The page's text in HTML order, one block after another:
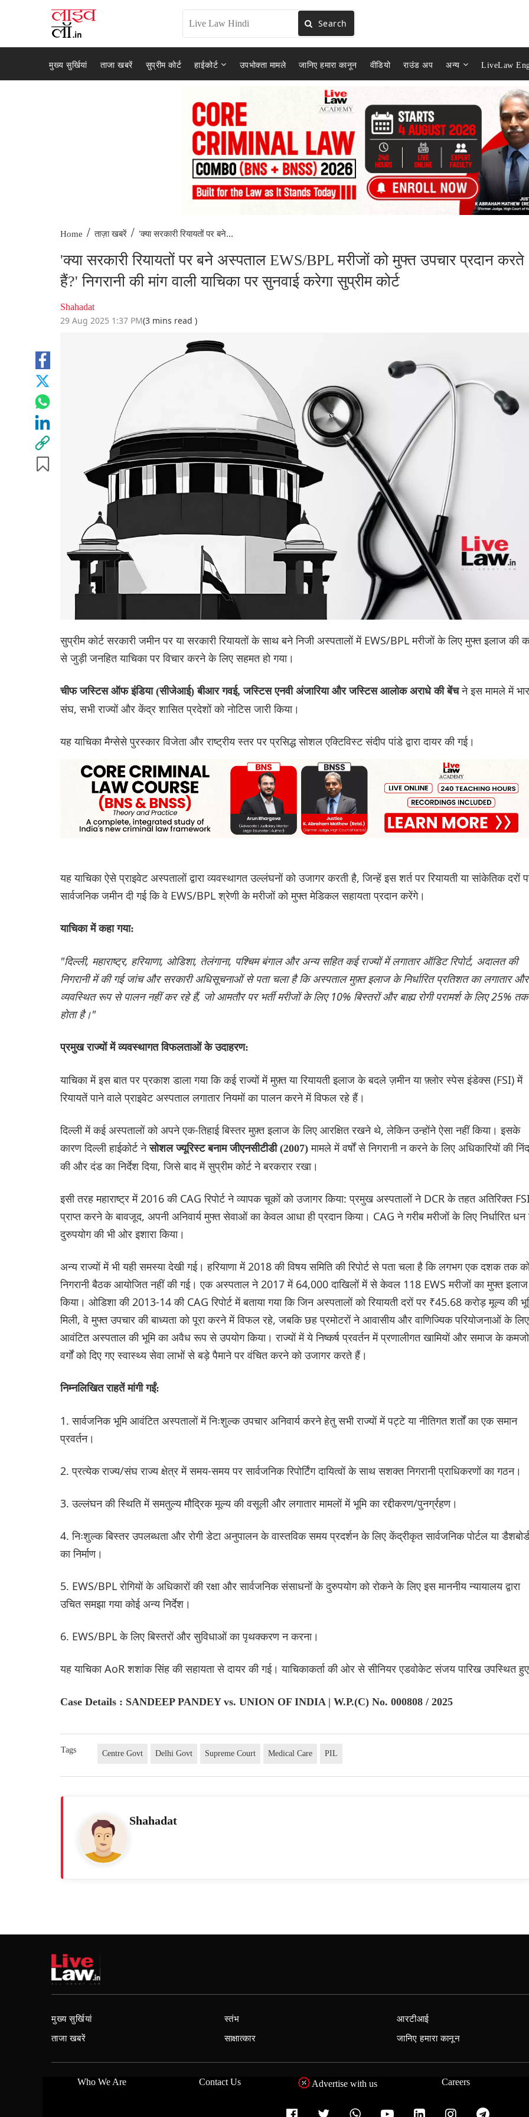
Search
मुख्य सुर्खियां ताजा खबरें सुप्रीम कोर्ट हाईकोर्ट उपभोक्ता मामले जानिए हमारा कानून वीडियो राउंड अप अन्य LiveLaw
Home / ताज़ा खबरें / 'क्या सरकारी रियायतों पर बने...
'क्या सरकारी रियायतों पर बने अस्पताल EWS/BPL मरीजों को मुफ्त उपचार प्रदान करते
हैं?' निगरानी की मांग वाली याचिका पर सुनवाई करेगा सुप्रीम कोर्ट
Shahadat
29 Aug 2025 1:37 PM(3 mins read )
सुप्रीम कोर्ट सरकारी जमीन पर या सरकारी रियायतों के साथ बने निजी अस्पतालों में EWS/BPL मरीजों के लिए मुफ्त इलाज की
से जुड़ी जनहित याचिका पर विचार करने के लिए सहमत हो गया।
चीफ जस्टिस ऑफ इंडिया (सीजेआई) बीआर गवई, जस्टिस एनवी अंजारिया और जस्टिस आलोक अराधे की बेंचने इस मामले में
संघ, सभी राज्यों और केंद्र शासित प्रदेशों को नोटिस जारी किया।
यह याचिका मैग्सेसे पुरस्कार विजेता और राष्ट्रीय स्तर पर प्रसिद्ध सोशल एक्टिविस्ट संदीप पांडे द्वारा दायर की गई।
यह याचिका ऐसे प्राइवेट अस्पतालों द्वारा व्यवस्थागत उल्लंघनों को उजागर करती है, जिन्हें इस शर्त पर रियायती या सांकेतिक दरों
सार्वजनिक जमीन दी गई कि वे EWS/BPL श्रेणी के मरीजों को मुफ्त मेडिकल सहायता प्रदान करेंगे।
याचिका में कहा गया:
"दिल्ली, महाराष्ट्र, हरियाणा, ओडिशा, तेलंगाना, पश्चिम बंगाल और अन्य सहित कई राज्यों में लगातार ऑडिट रिपोर्ट, अदालत की
निगरानी में की गई जांच और सरकारी अधिसूचनाओं से पता चला है कि अस्पताल मुफ़्त इलाज के निर्धारित प्रतिशत का लगातार और
व्यवस्थित रूप से पालन नहीं कर रहे हैं, जो आमतौर पर भर्ती मरीजों के लिए 10% बिस्तरों और बाह्य रोगी परामर्श के लिए 25% तक
होता है।"
प्रमुख राज्यों में व्यवस्थागत विफलताओं के उदाहरण:
याचिका में इस बात पर प्रकाश डाला गया कि कई राज्यों में मुफ़्त या रियायती इलाज के बदले ज़मीन या फ़्लोर स्पेस इंडेक्स (FSI) में
रियायतें पाने वाले प्राइवेट अस्पताल लगातार नियमों का पालन करने में विफल रहे हैं।
दिल्ली में कई अस्पतालों को अपने एक-तिहाई बिस्तर मुफ़्त इलाज के लिए आरक्षित रखने थे, लेकिन उन्होंने ऐसा नहीं किया। इसके
कारण दिल्ली हाईकोर्ट नेसोशल ज्यूरिस्ट बनाम जीएनसीटीडी (2007)मामले में वर्षों से निगरानी न करने के लिए अधिकारियों की
की और दंड का निर्देश दिया, जिसे बाद में सुप्रीम कोर्ट ने बरकरार रखा।
इसी तरह महाराष्ट्र में 2016 की CAG रिपोर्ट ने व्यापक चूकों को उजागर किया: प्रमुख अस्पतालों ने DCR के तहत अतिरिक्त
प्राप्त करने के बावजूद, अपनी अनिवार्य मुफ्त सेवाओं का केवल आधा ही प्रदान किया। CAG ने गरीब मरीजों के लिए निर्धारित
दुरुपयोग की भी ओर इशारा किया।
अन्य राज्यों में भी यही समस्या देखी गई। हरियाणा में 2018 की विषय समिति की रिपोर्ट से पता चला है कि लगभग एक दशक तक
निगरानी बैठक आयोजित नहीं की गई। एक अस्पताल ने 2017 में 64,000 दाखिलों में से केवल 118 EWS मरीजों का मुफ्त इलाज
किया। ओडिशा की 2013-14 की CAG रिपोर्ट में बताया गया कि जिन अस्पतालों को रियायती दरों पर ₹45.68 करोड़ मूल्य की
मिली, वे मुफ्त उपचार की बाध्यता को पूरा करने में विफल रहे, जबकि छह प्रमोटरों ने आवासीय और वाणिज्यिक परियोजनाओं के लिए
आवंटित अस्पताल की भूमि का अवैध रूप से उपयोग किया। राज्यों में ये निष्कर्ष प्रवर्तन में प्रणालीगत खामियों और समाज के
वर्गों को दिए गए स्वास्थ्य सेवा लाभों से बड़े पैमाने पर वंचित करने को उजागर करते हैं।
निम्नलिखित राहतें मांगी गईं:
1. सार्वजनिक भूमि आवंटित अस्पतालों में निःशुल्क उपचार अनिवार्य करने हेतु सभी राज्यों में पट्टे या नीतिगत शर्तों का एक समान
प्रवर्तन।
2. प्रत्येक राज्य/संघ राज्य क्षेत्र में समय-समय पर सार्वजनिक रिपोर्टिंग दायित्वों के साथ सशक्त निगरानी प्राधिकरणों का गठन।
3. उल्लंघन की स्थिति में समतुल्य मौद्रिक मूल्य की वसूली और लगातार मामलों में भूमि का रद्दीकरण/पुनर्ग्रहण।
4. निःशुल्क बिस्तर उपलब्धता और रोगी डेटा अनुपालन के वास्तविक समय प्रदर्शन के लिए केंद्रीकृत सार्वजनिक पोर्टल या डैशबोर्ड
का निर्माण।
5. EWS/BPL रोगियों के अधिकारों की रक्षा और सार्वजनिक संसाधनों के दुरुपयोग को रोकने के लिए इस माननीय न्यायालय द्वारा
उचित समझा गया कोई अन्य निर्देश।
6. EWS/BPL के लिए बिस्तरों और सुविधाओं का पृथक्करण न करना।
यह याचिका AoR शशांक सिंह की सहायता से दायर की गई। याचिकाकर्ता की ओर से सीनियर एडवोकेट संजय पारिख उपस्थित
Case Details : SANDEEP PANDEY vs. UNION OF INDIA | W.P.(C) No. 000808 / 2025
Tags Centre Govt Delhi Govt Supreme Court Medical Care PIL
Shahadat
मुख्य सुर्खियां
ताजा खबरें
स्तंभ
साक्षात्कार
आरटीआई
जानिए हमारा कानून
Who We Are Contact Us Advertise with us Careers